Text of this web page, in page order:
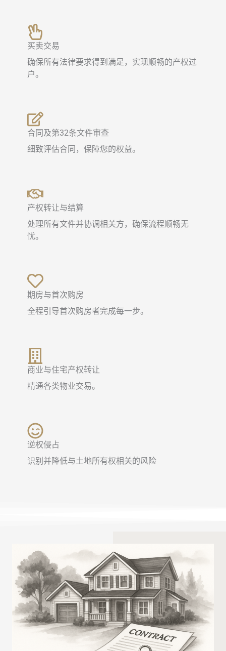
买卖交易
确保所有法律要求得到满足，实现顺畅的产权过
户。
合同及第32条文件审查
细致评估合同，保障您的权益。
产权转让与结算
处理所有文件并协调相关方，确保流程顺畅无
忧。
期房与首次购房
全程引导首次购房者完成每一步。
商业与住宅产权转让
精通各类物业交易。
逆权侵占
识别并降低与土地所有权相关的风险